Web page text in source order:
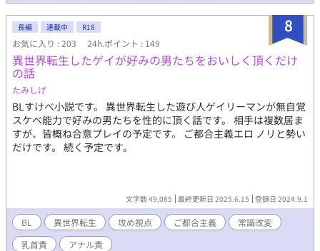
8
長編 連載中 R18
お気に入り : 203 24h.ポイント : 149
異世界転生したゲイが好みの男たちをおいしく頂くだけ
の話
たみしげ
BLすけべ小説です。 異世界転生した遊び人ゲイリーマンが無自覚
スケベ能力で好みの男たちを性的に頂く話です。 相手は複数居ま
すが、皆概ね合意プレイの予定です。 ご都合主義エロ ノリと勢い
だけです。 続く予定です。
文字数 49,085 最終更新日 2025.6.15 登録日 2024.9.1
BL 異世界転生 攻め視点 ご都合主義
常識改変
乳首責
アナル責